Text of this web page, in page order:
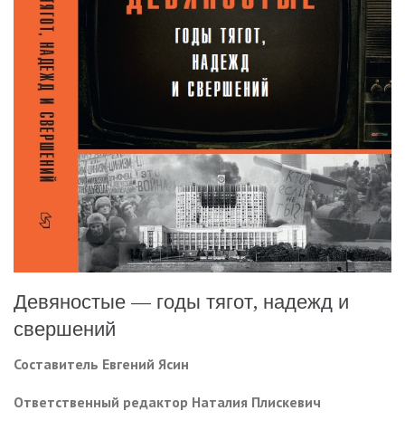
Девяностые — годы тягот, надежд и
свершений
Составитель Евгений Ясин
Ответственный редактор Наталия Плискевич